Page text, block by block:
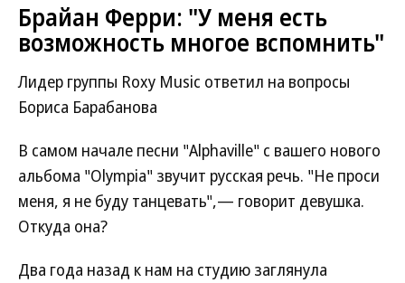
Брайан Ферри: "У меня есть
возможность многое вспомнить"
Лидер группы Roxy Music ответил на вопросы
Бориса Барабанова
В самом начале песни "Alphaville" с вашего нового
альбома "Olympia" звучит русская речь. "Не проси
меня, я не буду танцевать",— говорит девушка.
Откуда она?
Два года назад к нам на студию заглянула